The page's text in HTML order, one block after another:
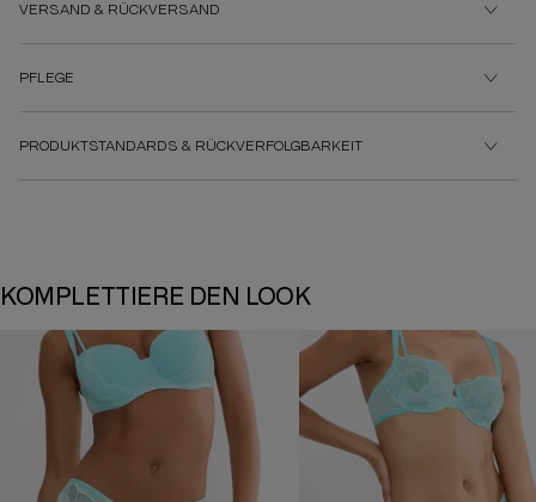
VERSAND & RÜCKVERSAND
PFLEGE
PRODUKTSTANDARDS & RÜCKVERFOLGBARKEIT
KOMPLETTIERE DEN LOOK